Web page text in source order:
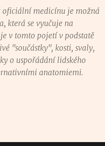
oficiální medicínu je možná
která se vyučuje na
v tomto pojetí v podstatě
"součástky", kosti, svaly,
o uspořádání lidského
anatomiemi.